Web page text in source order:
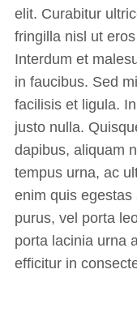
elit. Curabitur
fringilla nisl ut
Interdum et
in faucibus. Sed
facilisis et ligula.
justo nulla.
dapibus, aliquam
tempus urna, ac
enim quis
purus, vel porta
porta lacinia urna
efficitur in